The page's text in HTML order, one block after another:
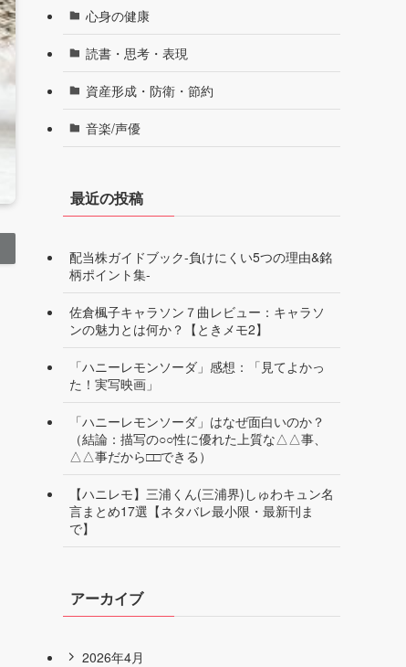
心身の健康
読書・思考・表現
資産形成・防衛・節約
音楽/声優
最近の投稿
配当株ガイドブック-負けにくい5つの理由&銘
柄ポイント集-
佐倉楓子キャラソン７曲レビュー：キャラソ
ンの魅力とは何か？【ときメモ2】
「ハニーレモンソーダ」感想：「見てよかっ
た！実写映画」
「ハニーレモンソーダ」はなぜ面白いのか？
（結論：描写の○○性に優れた上質な△△事、
△△事だから□□できる）
【ハニレモ】三浦くん(三浦界)しゅわキュン名
言まとめ17選【ネタバレ最小限・最新刊ま
で】
アーカイブ
2026年4月